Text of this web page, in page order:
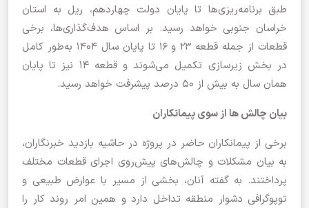
طبق برنامه‌ریزی‌ها تا پایان دولت چهاردهم، ریل به استان
خراسان جنوبی خواهد رسید. بر اساس هدف‌گذاری‌ها، برخی
قطعات از جمله قطعه ۲۳ و ۱۶ تا پایان سال ۱۴۰۴ به‌طور کامل
در بخش زیرسازی تکمیل می‌شوند و قطعه ۱۴ نیز تا پایان
همان سال به بیش از ۵۰ درصد پیشرفت خواهد رسید.
بیان چالش ها از سوی پیمانکاران
برخی از پیمانکاران حاضر در پروژه در حاشیه بازدید خبرنگاران،
به بیان مشکلات و چالش‌های پیش‌روی اجرای قطعات مختلف
پرداختند. به گفته آنان، بخشی از مسیر با عوارض طبیعی و
توپوگرافی دشوار منطقه تداخل دارد و همین امر روند کار را